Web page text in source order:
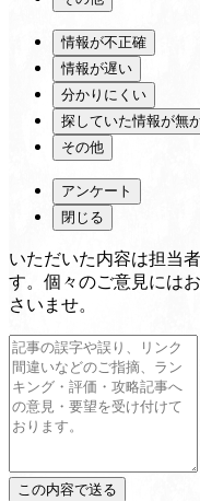
情報が不正確
情報が遅い
分かりにくい
探していた情報が無
その他
アンケート
閉じる
いただいた内容は担当
す。個々のご意見には
さいませ。